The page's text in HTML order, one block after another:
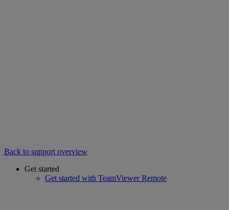
Back to support overview
Get started
Get started with TeamViewer Remote